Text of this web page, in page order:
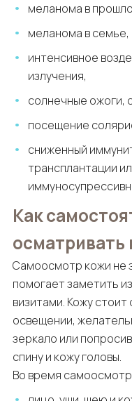
меланома в
меланома в семье,
интенсивное
излучения,
солнечные ожоги,
посещение
сниженный
трансплантации
Как
осматривать
Самоосмотр кожи не
помогает заметить
визитами. Кожу
освещении,
зеркало или
спину и кожу головы.
Во время